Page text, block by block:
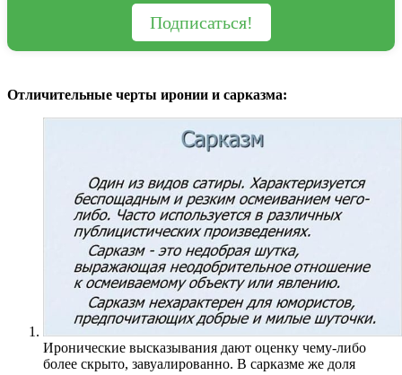
Подписаться!
Отличительные черты иронии и сарказма:
Иронические высказывания дают оценку чему-либо
более скрыто, завуалированно. В сарказме же доля